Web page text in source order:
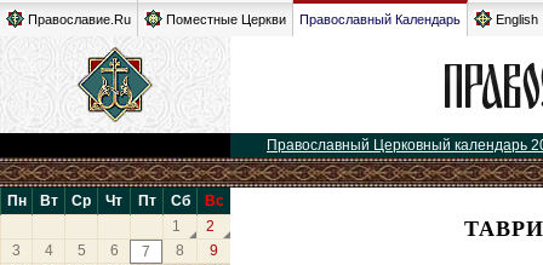
Православие.Ru Поместные Церкви Православный Календарь English
Православный Церковный календарь
Пн Вт Ср Чт Пт Сб
Вс
1
2
3
4 5 6 7 8
9